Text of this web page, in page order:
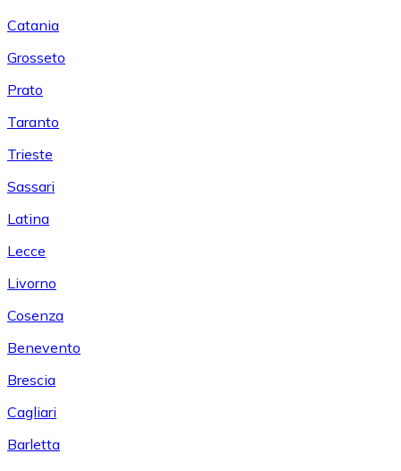
Catania
Grosseto
Prato
Taranto
Trieste
Sassari
Latina
Lecce
Livorno
Cosenza
Benevento
Brescia
Cagliari
Barletta